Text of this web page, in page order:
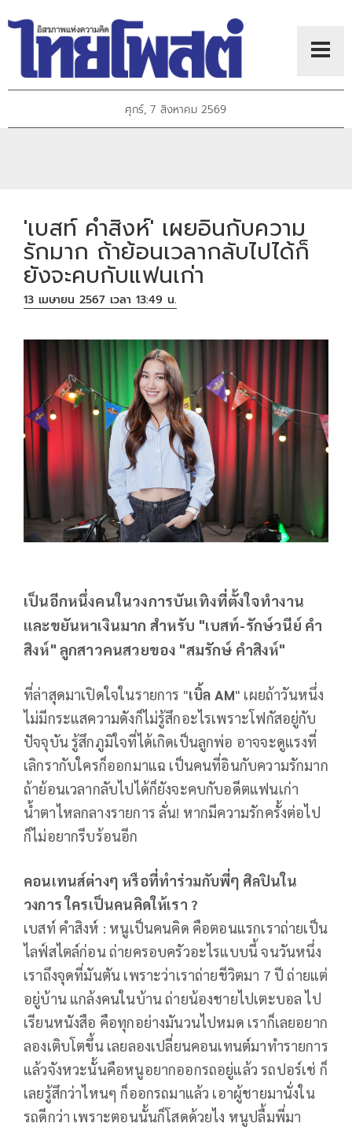
ศุกร์, 7 สิงหาคม 2569
'เบสท์ คำสิงห์' เผยอินกับความ
รักมาก ถ้าย้อนเวลากลับไปได้ก็
ยังจะคบกับแฟนเก่า
13 เมษายน 2567 เวลา 13:49 น.
เป็นอีกหนึ่งคนในวงการบันเทิงที่ตั้งใจทำงาน
และขยันหาเงินมาก สำหรับ "เบสท์-รักษ์วนีย์ คำ
สิงห์" ลูกสาวคนสวยของ "สมรักษ์ คำสิงห์"
ที่ล่าสุดมาเปิดใจในรายการ "เบิ้ล AM" เผยถ้าวันหนึ่ง
ไม่มีกระแสความดังก็ไม่รู้สึกอะไรเพราะโฟกัสอยู่กับ
ปัจจุบัน รู้สึกภูมิใจที่ได้เกิดเป็นลูกพ่อ อาจจะดูแรงที่
เลิกรากับใครก็ออกมาแฉ เป็นคนที่อินกับความรักมาก
ถ้าย้อนเวลากลับไปได้ก็ยังจะคบกับอดีตแฟนเก่า
น้ำตาไหลกลางรายการ ลั่น! หากมีความรักครั้งต่อไป
ก็ไม่อยากรีบร้อนอีก
คอนเทนส์ต่างๆ หรือที่ทำร่วมกับพี่ๆ ศิลปินใน
วงการ ใครเป็นคนคิดให้เรา ?
เบสท์ คำสิงห์ : หนูเป็นคนคิด คือตอนแรกเราถ่ายเป็น
ไลฟ์สไตล์ก่อน ถ่ายครอบครัวอะไรแบบนี้ จนวันหนึ่ง
เราถึงจุดที่มันตัน เพราะว่าเราถ่ายชีวิตมา 7 ปี ถ่ายแต่
อยู่บ้าน แกล้งคนในบ้าน ถ่ายน้องชายไปเตะบอล ไป
เรียนหนังสือ คือทุกอย่างมันวนไปหมด เราก็เลยอยาก
ลองเติบโตขึ้น เลยลองเปลี่ยนคอนเทนต์มาทำรายการ
แล้วจังหวะนั้นคือหนูอยากออกรถอยู่แล้ว รถปอร์เช่ ก็
เลยรู้สึกว่าไหนๆ ก็ออกรถมาแล้ว เอาผู้ชายมานั่งใน
รถดีกว่า เพราะตอนนั้นก็โสดด้วยไง หนูปลื้มพี่มา